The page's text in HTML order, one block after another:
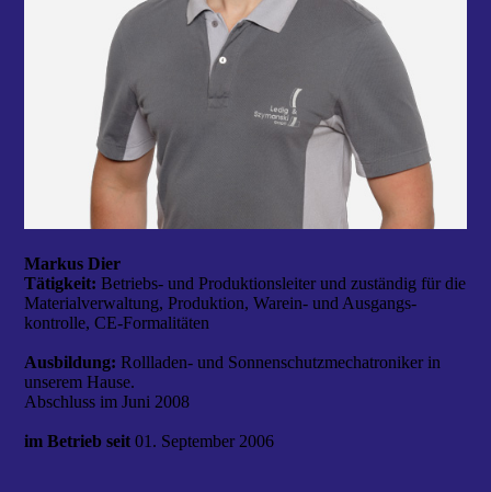
Markus Dier
Tätigkeit:Betriebs- undProduktionsleiter und zuständig für die
Materialverwaltung, Produktion, Warein- und Ausgangs­
kontrolle, CE-Formalitäten
Ausbildung:Rollladen- und Sonnen­schutz­mechatroniker in
unserem Hause.
Abschluss im Juni 2008
im Betrieb seit01. September 2006